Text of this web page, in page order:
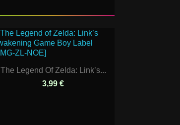
The Legend Of Zelda: Link’s...
3,99 €